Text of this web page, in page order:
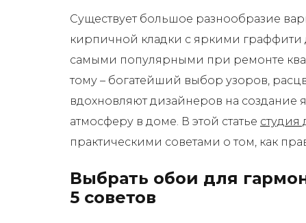
Существует большое разнообразие
кирпичной кладки с яркими
самыми популярными при ремонте
тому – богатейший выбор узоров,
вдохновляют дизайнеров на создание
атмосферу в доме. В этой статье студия
практическими советами о том, как
Выбрать обои для
5 советов